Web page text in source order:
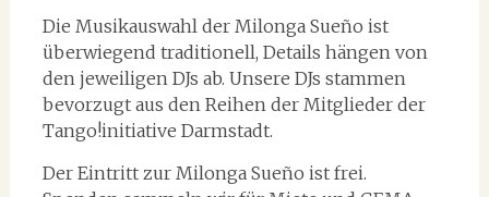
Die Musikauswahl der Milonga Sueño ist
überwiegend traditionell, Details hängen von
den jeweiligen DJs ab. Unsere DJs stammen
bevorzugt aus den Reihen der Mitglieder der
Tango!initiative Darmstadt.
Der Eintritt zur Milonga Sueño ist frei.